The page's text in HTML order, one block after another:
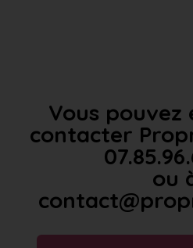
Vous pouvez
contacter
ou